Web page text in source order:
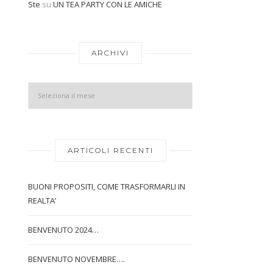
Ste su UN TEA PARTY CON LE AMICHE
ARCHIVI
ARTICOLI RECENTI
BUONI PROPOSITI, COME TRASFORMARLI IN
REALTA’
BENVENUTO 2024…
BENVENUTO NOVEMBRE….